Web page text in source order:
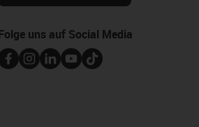
uns auf Social Media